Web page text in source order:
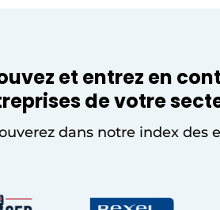
et entrez en
de votre
dans notre index des